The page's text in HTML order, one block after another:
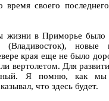
своего
жизни в Приморье было
новые
края еще не было
вертолетом. Для
Я помню, как мы
что здесь будет.